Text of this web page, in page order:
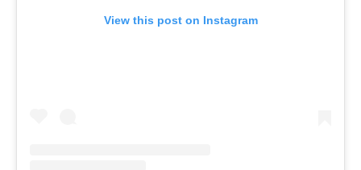
View this post on Instagram